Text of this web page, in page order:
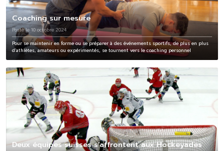
Coaching sur mesure
Posté le 10 octobre 2024
Pour se maintenir en forme ou se préparer à des événements sportifs, de plus en plus
d’athlètes, amateurs ou expérimentés, se tournent vers le coaching personnel
Deux équipes suisses s'affrontent aux Hockeyades